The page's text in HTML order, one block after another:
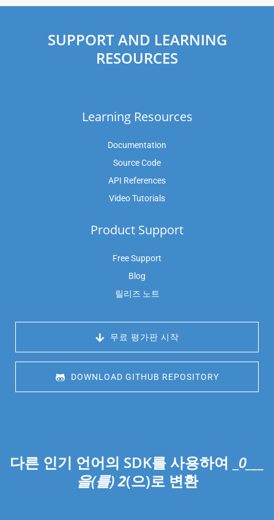
SUPPORT AND LEARNING
RESOURCES
Learning Resources
Documentation
Source Code
API References
Video Tutorials
Product Support
Free Support
Blog
릴리즈 노트
무료 평가판 시작
DOWNLOAD GITHUB REPOSITORY
다른 인기 언어의 SDK를 사용하여 _ 0___
을(를)2(으)로 변환